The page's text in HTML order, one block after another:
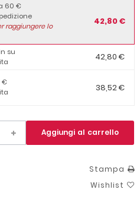
60 €
raggiungere lo
42,80 €
su
42,80 €
€
38,52 €
Aggiungi al carrello
Stampa
Wishlist